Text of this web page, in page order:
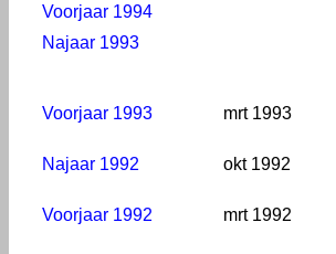
Voorjaar 1994
Najaar 1993
Voorjaar 1993
mrt 1993
Najaar 1992
okt 1992
Voorjaar 1992
mrt 1992